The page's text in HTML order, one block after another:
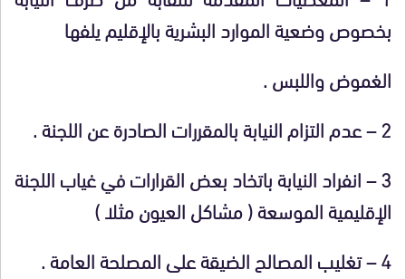
بخصوص وضعية الموارد البشرية بالإقليم يلفها
الغموض واللبس .
2 – عدم التزام النيابة بالمقررات الصادرة عن اللجنة .
3 – انفراد النيابة باتخاد بعض القرارات في غياب اللجنة
الإقليمية الموسعة ( مشاكل العيون مثلا )
4 – تغليب المصالح الضيقة على المصلحة العامة .